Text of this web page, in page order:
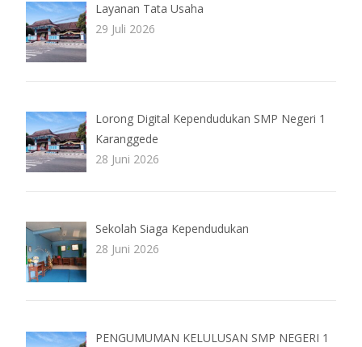
Layanan Tata Usaha
29 Juli 2026
Lorong Digital Kependudukan SMP Negeri 1
Karanggede
28 Juni 2026
Sekolah Siaga Kependudukan
28 Juni 2026
PENGUMUMAN KELULUSAN SMP NEGERI 1